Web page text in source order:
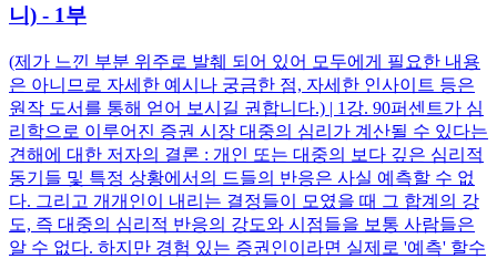
니) - 1부
(제가 느낀 부분 위주로 발췌 되어 있어 모두에게 필요한 내용
은 아니므로 자세한 예시나 궁금한 점, 자세한 인사이트 등은
원작 도서를 통해 얻어 보시길 권합니다.) | 1강. 90퍼센트가 심
리학으로 이루어진 증권 시장 대중의 심리가 계산될 수 있다는
견해에 대한 저자의 결론 : 개인 또는 대중의 보다 깊은 심리적
동기들 및 특정 상황에서의 드들의 반응은 사실 예측할 수 없
다. 그리고 개개인이 내리는 결정들이 모였을 때 그 합계의 강
도, 즉 대중의 심리적 반응의 강도와 시점들을 보통 사람들은
알 수 없다. 하지만 경험 있는 증권인이라면 실제로 '예측' 할수